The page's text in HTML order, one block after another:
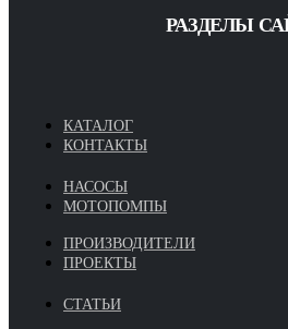
РАЗДЕЛЫ
КАТАЛОГ
КОНТАКТЫ
НАСОСЫ
МОТОПОМПЫ
ПРОИЗВОДИТЕЛИ
ПРОЕКТЫ
СТАТЬИ